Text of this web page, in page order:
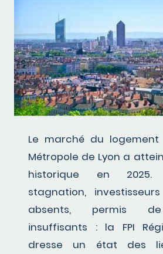
Le marché du
Métropole de Lyon a
historique en
stagnation,
absents, permis
insuffisants : la FPI
dresse un état des